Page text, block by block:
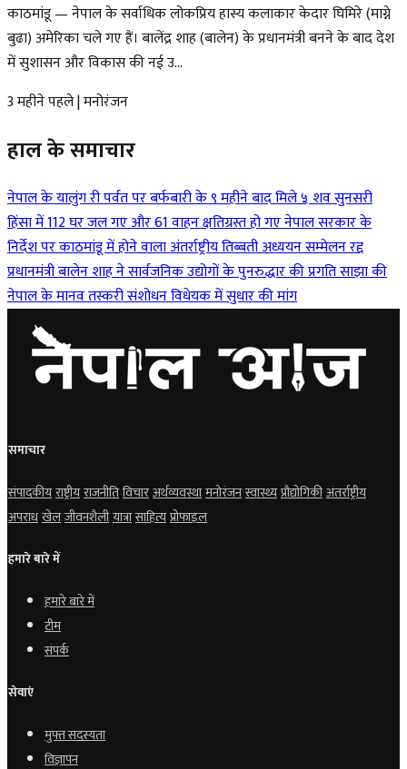
काठमांडू — नेपाल के सर्वाधिक लोकप्रिय हास्य कलाकार केदार घिमिरे (माग्ने
बुढा) अमेरिका चले गए हैं। बालेंद्र शाह (बालेन) के प्रधानमंत्री बनने के बाद देश
में सुशासन और विकास की नई उ...
3 महीने पहले|मनोरंजन
हाल के समाचार
नेपाल के यालुंग री पर्वत पर बर्फबारी के ९ महीने बाद मिले ५ शवसुनसरी
हिंसा में 112 घर जल गए और 61 वाहन क्षतिग्रस्त हो गएनेपाल सरकार के
निर्देश पर काठमांडू में होने वाला अंतर्राष्ट्रीय तिब्बती अध्ययन सम्मेलन रद्द
प्रधानमंत्री बालेन शाह ने सार्वजनिक उद्योगों के पुनरुद्धार की प्रगति साझा की
नेपाल के मानव तस्करी संशोधन विधेयक में सुधार की मांग
समाचार
संपादकीयराष्ट्रीयराजनीतिविचारअर्थव्यवस्थामनोरंजनस्वास्थ्यप्रौद्योगिकीअंतर्राष्ट्रीय
अपराधखेलजीवनशैलीयात्रासाहित्यप्रोफाइल
हमारे बारे में
हमारे बारे में
टीम
संपर्क
सेवाएं
मुफ्त सदस्यता
विज्ञापन